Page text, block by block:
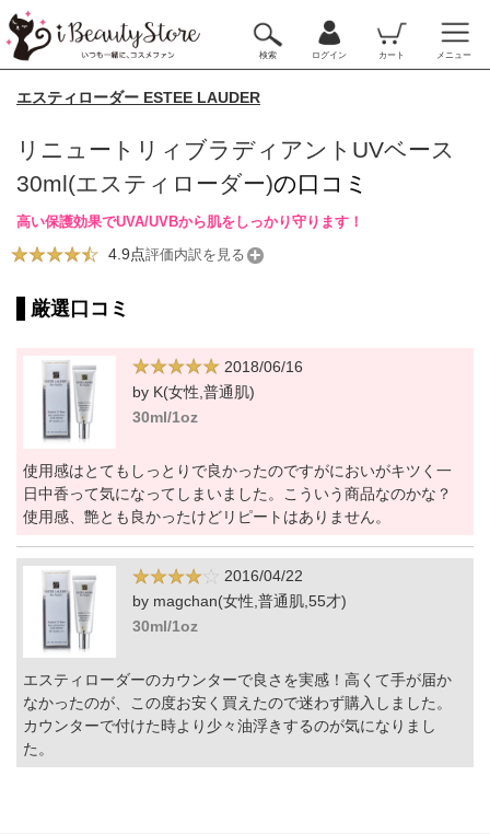
検索 ログイン カート メニュー
エスティローダー ESTEE LAUDER
リニュートリィブラディアントUVベース
30ml(エスティローダー)の口コミ
高い保護効果でUVA/UVBから肌をしっかり守ります！
4.9点評価内訳を見る
厳選口コミ
2018/06/16
by K(女性,普通肌)
30ml/1oz
使用感はとてもしっとりで良かったのですがにおいがキツく一
日中香って気になってしまいました。こういう商品なのかな？
使用感、艶とも良かったけどリピートはありません。
2016/04/22
by magchan(女性,普通肌,55才)
30ml/1oz
エスティローダーのカウンターで良さを実感！高くて手が届か
なかったのが、この度お安く買えたので迷わず購入しました。
カウンターで付けた時より少々油浮きするのが気になりまし
た。